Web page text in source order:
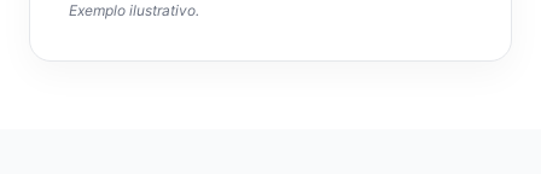
Exemplo ilustrativo.